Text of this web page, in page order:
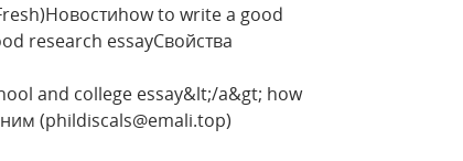
to write a good
research essayСвойства
and college essay&lt;/a&gt; how
(phildiscals@emali.top)